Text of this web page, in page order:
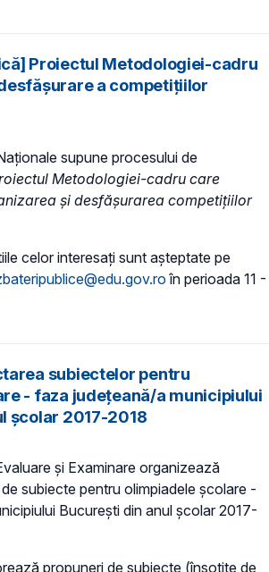
Proiectul Metodologiei-cadru
a competițiilor
supune procesului de
Metodologiei-cadru care
și desfășurarea competițiilor
celor interesați sunt așteptate pe
în perioada 11 -
subiectelor pentru
- faza județeană/a municipiului
şcolar 2017-2018
și Examinare organizează
subiecte pentru olimpiadele școlare -
București din anul şcolar 2017-
propuneri de subiecte (însoțite de